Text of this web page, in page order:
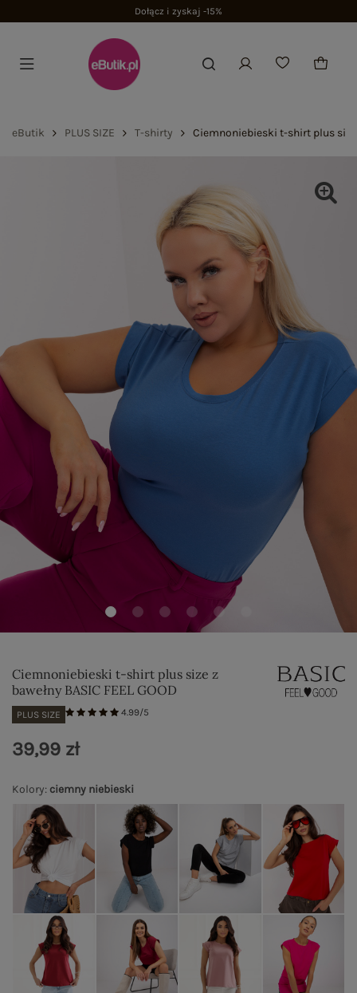
eButik PLUS SIZE T-shirty Ciemnoniebieski t-shirt plus size
Ciemnoniebieski t-shirt plus size z
bawełny BASIC FEEL GOOD
PLUS SIZE 4.99/5
Kolory: ciemny niebieski
39,99 zł